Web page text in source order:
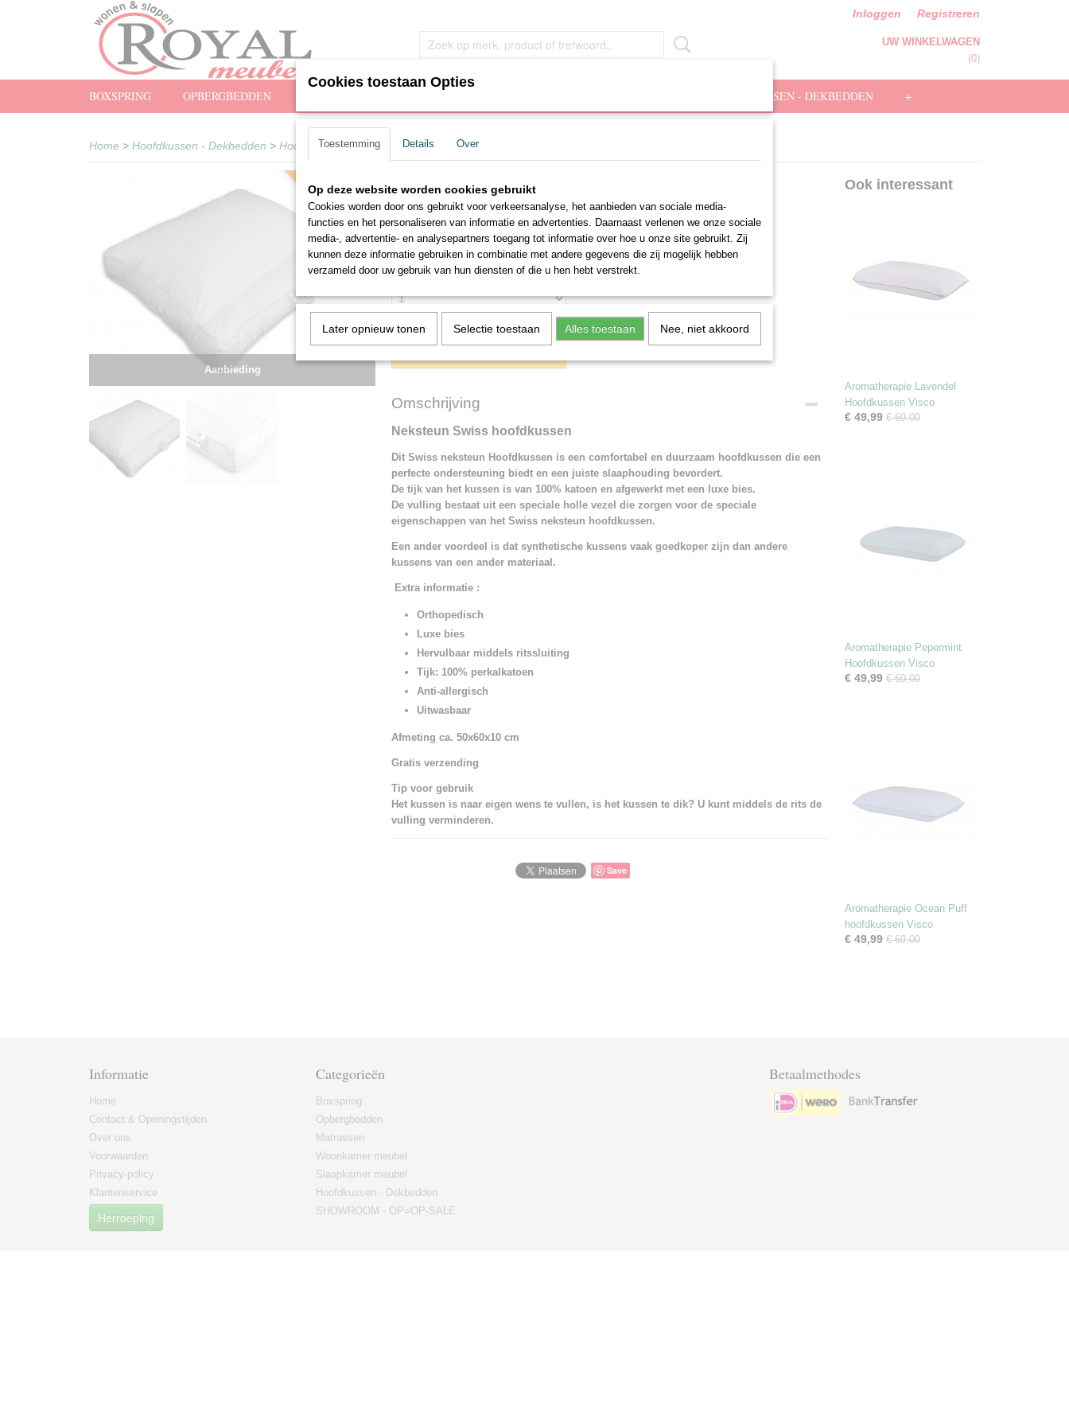
Inloggen Registreren
UW WINKELWAGEN
(0)
BOXSPRING OPBERGBEDDEN HOOFDKUSSEN - DEKBEDDEN +
Home > Hoofdkussen - Dekbedden > Hoofdkussen>Neksteun Swiss hoofdkussen
Aanbieding
Neksteun
Neksteun Swiss hoofdkussen
€ 38,00 € 27,99 (inclusief btw 21%)
Levertijd Binnen 1 - 2 dagen
Aantal
Omschrijving
Neksteun Swiss hoofdkussen
Dit Swiss neksteun Hoofdkussen is een comfortabel en duurzaam hoofdkussen die een
perfecte ondersteuning biedt en een juiste slaaphouding bevordert.
De tijk van het kussen is van 100% katoen en afgewerkt met een luxe bies.
De vulling bestaat uit een speciale holle vezel die zorgen voor de speciale
eigenschappen van het Swiss neksteun hoofdkussen.
Een ander voordeel is dat synthetische kussens vaak goedkoper zijn dan andere
kussens van een ander materiaal.
Extra informatie :
Orthopedisch
Luxe bies
Hervulbaar middels ritssluiting
Tijk: 100% perkalkatoen
Anti-allergisch
Uitwasbaar
Afmeting ca. 50x60x10 cm
Gratis verzending
Tip voor gebruik
Het kussen is naar eigen wens te vullen, is het kussen te dik? U kunt middels de rits de
vulling verminderen.
Save
Ook interessant
Aromatherapie Lavendel
Hoofdkussen Visco
€ 49,99 € 69,00
Aromatherapie Pepermint
Hoofdkussen Visco
€ 49,99 € 69,00
Aromatherapie Ocean Puff
hoofdkussen Visco
€ 49,99 € 69,00
Informatie
Home
Contact & Openingstijden
Over ons
Voorwaarden
Privacy-policy
Klantenservice
Herroeping
Categorieën
Boxspring
Opbergbedden
Matrassen
Woonkamer meubel
Slaapkamer meubel
Hoofdkussen - Dekbedden
SHOWROOM - OP=OP-SALE
Betaalmethodes
Cookies toestaan Opties
Toestemming Details Over
Op deze website worden cookies gebruikt
Cookies worden door ons gebruikt voor verkeersanalyse, het aanbieden van sociale media-
functies en het personaliseren van informatie en advertenties. Daarnaast verlenen we onze sociale
media-, advertentie- en analysepartners toegang tot informatie over hoe u onze site gebruikt. Zij
kunnen deze informatie gebruiken in combinatie met andere gegevens die zij mogelijk hebben
verzameld door uw gebruik van hun diensten of die u hen hebt verstrekt.
Later opnieuw tonen Selectie toestaan Alles toestaan Nee, niet akkoord